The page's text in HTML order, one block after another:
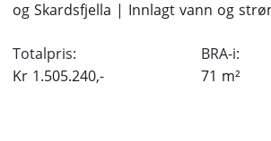
og Skardsfjella | Innlagt vann og
Totalpris:
Kr 1.505.240,-
BRA-i:
71 m²